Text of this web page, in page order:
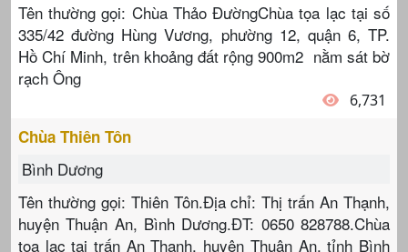
Tên thường gọi: Chùa Thảo ĐườngChùa tọa lạc tại số
335/42 đường Hùng Vương, phường 12, quận 6, TP.
Hồ Chí Minh, trên khoảng đất rộng 900m2 nằm sát bờ
rạch Ông
6,731
Chùa Thiên Tôn
Bình Dương
Tên thường gọi: Thiên Tôn.Địa chỉ: Thị trấn An Thạnh,
huyện Thuận An, Bình Dương.ĐT: 0650 828788.Chùa
tọa lạc tại trấn An Thạnh, huyện Thuận An, tỉnh Bình